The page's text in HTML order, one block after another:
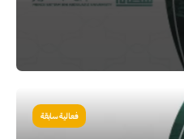
فعالية سابقة